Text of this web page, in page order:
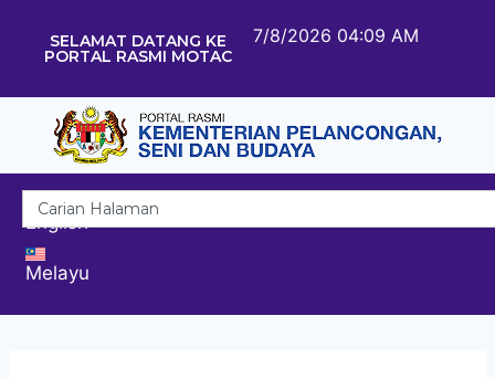
SELAMAT DATANG KE
PORTAL RASMI MOTAC
7/8/2026 04:09 AM
English
Melayu